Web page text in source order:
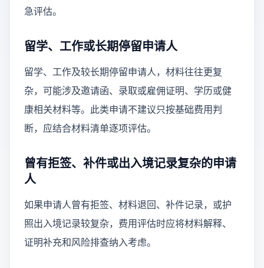
急评估。
留学、工作或长期停留申请人
留学、工作及较长期停留申请人，材料往往更复
杂，可能涉及邀请函、录取或雇佣证明、学历或健
康相关材料等。此类申请不建议只按基础费用判
断，应结合材料清单逐项评估。
曾有拒签、补件或出入境记录复杂的申请
人
如果申请人曾有拒签、材料退回、补件记录，或护
照出入境记录较复杂，费用评估时应将材料解释、
证明补充和风险排查纳入考虑。